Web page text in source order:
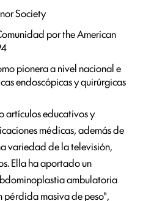
Society
por the American
pionera a nivel nacional e
endoscópicas y quirúrgicas
artículos educativos y
médicas, además de
variedad de la televisión,
Ella ha aportado un
ambulatoria
pérdida masiva de peso",